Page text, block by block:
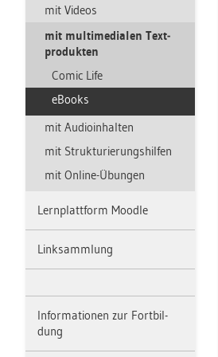
mit Vi­de­os
mit mul­ti­me­dia­len Text­
pro­duk­ten
Comic Life
eBooks
mit Au­dio­in­hal­ten
mit Struk­tu­rie­rungs­hil­fen
mit On­line-Übun­gen
Lern­platt­form Mood­le
Link­samm­lung
In­for­ma­tio­nen zur Fort­bil­
dung